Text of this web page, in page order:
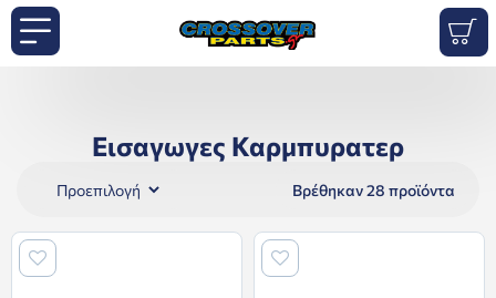
Εισαγωγες Καρμπυρατερ
Βρέθηκαν 28 προϊόντα